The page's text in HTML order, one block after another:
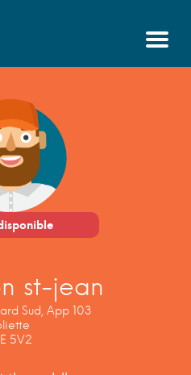
st-jean
Sud, App 103
5V2